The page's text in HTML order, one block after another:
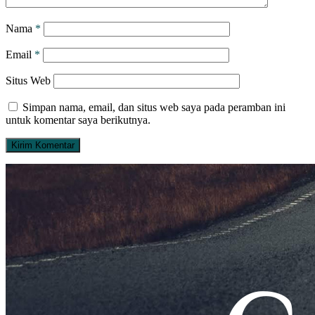
Nama *
Email *
Situs Web
Simpan nama, email, dan situs web saya pada peramban ini
untuk komentar saya berikutnya.